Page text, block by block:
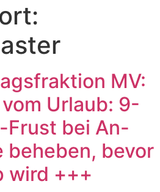
MV:
Urlaub: 9-
Frust bei An-
beheben, bevor
wird +++